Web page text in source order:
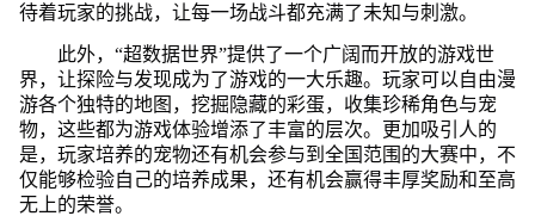
待着玩家的挑战，让每一场战斗都充满了未知与刺激。
此外，“超数据世界”提供了一个广阔而开放的游戏世
界，让探险与发现成为了游戏的一大乐趣。玩家可以自由漫
游各个独特的地图，挖掘隐藏的彩蛋，收集珍稀角色与宠
物，这些都为游戏体验增添了丰富的层次。更加吸引人的
是，玩家培养的宠物还有机会参与到全国范围的大赛中，不
仅能够检验自己的培养成果，还有机会赢得丰厚奖励和至高
无上的荣誉。